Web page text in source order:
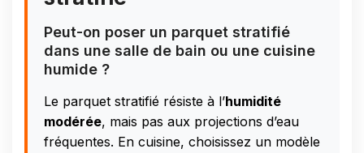
Peut-on poser un parquet stratifié
dans une salle de bain ou une cuisine
humide ?
Le parquet stratifié résiste à l’humidité
modérée, mais pas aux projections d’eau
fréquentes. En cuisine, choisissez un modèle